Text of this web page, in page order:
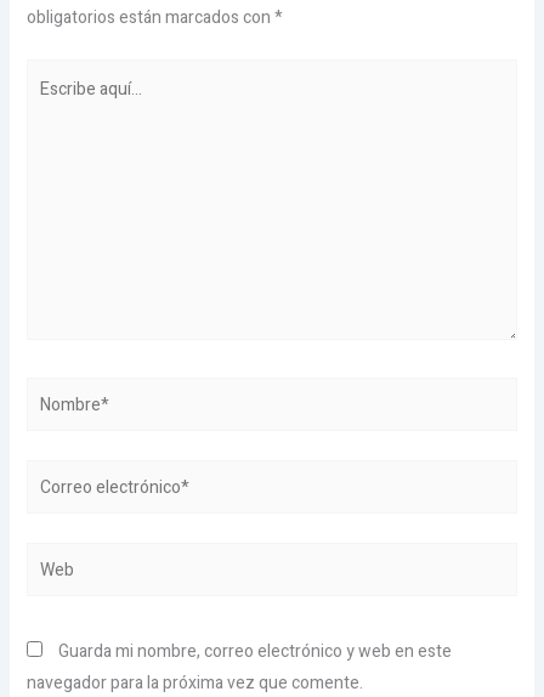
obligatorios están marcados con*
Nombre*
Correo
Web
Guarda mi nombre, correo electrónico y web en este
navegador para la próxima vez que comente.